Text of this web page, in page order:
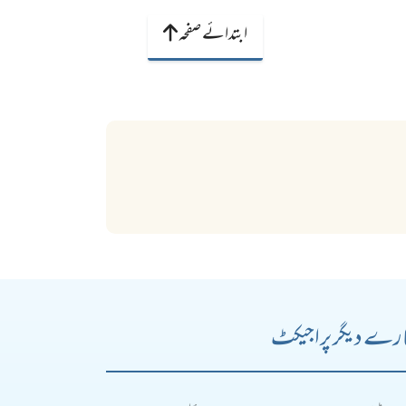
ابتدائے صفحہ
دیگر پراجیکٹ